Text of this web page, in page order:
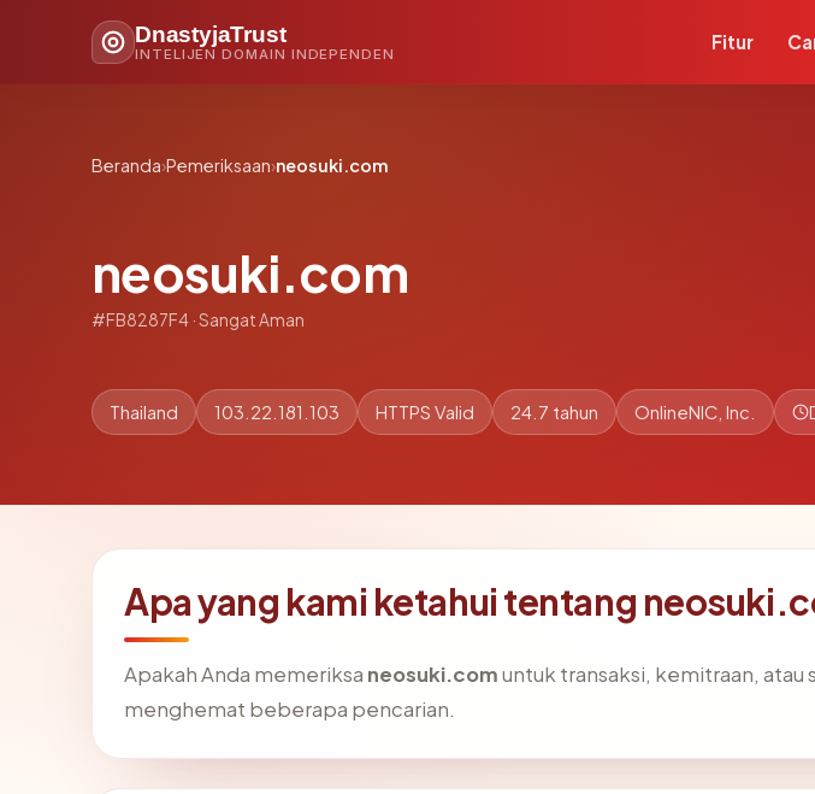
DnastyjaTrust
INTELIJEN DOMAIN INDEPENDEN
Fitur
Beranda›Pemeriksaan›neosuki.com
neosuki.com
#FB8287F4 · Sangat Aman
Thailand 103.22.181.103 HTTPS Valid 24.7 tahun OnlineNIC, Inc.
Apa yang kami ketahui tentang
Apakah Anda memeriksa neosuki.comuntuk transaksi, kemitraan, atau
menghemat beberapa pencarian.